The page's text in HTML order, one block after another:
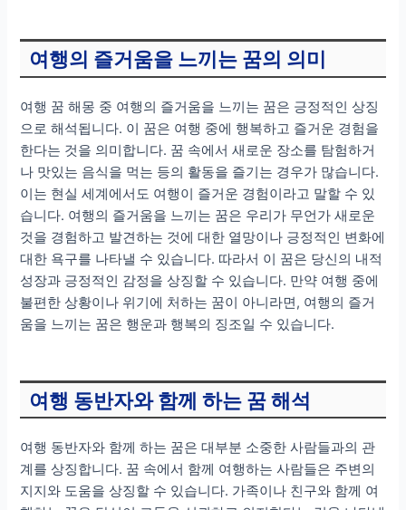
여행의 즐거움을 느끼는 꿈의 의미
여행 꿈 해몽 중 여행의 즐거움을 느끼는 꿈은 긍정적인 상징
으로 해석됩니다. 이 꿈은 여행 중에 행복하고 즐거운 경험을
한다는 것을 의미합니다. 꿈 속에서 새로운 장소를 탐험하거
나 맛있는 음식을 먹는 등의 활동을 즐기는 경우가 많습니다.
이는 현실 세계에서도 여행이 즐거운 경험이라고 말할 수 있
습니다. 여행의 즐거움을 느끼는 꿈은 우리가 무언가 새로운
것을 경험하고 발견하는 것에 대한 열망이나 긍정적인 변화에
대한 욕구를 나타낼 수 있습니다. 따라서 이 꿈은 당신의 내적
성장과 긍정적인 감정을 상징할 수 있습니다. 만약 여행 중에
불편한 상황이나 위기에 처하는 꿈이 아니라면, 여행의 즐거
움을 느끼는 꿈은 행운과 행복의 징조일 수 있습니다.
여행 동반자와 함께 하는 꿈 해석
여행 동반자와 함께 하는 꿈은 대부분 소중한 사람들과의 관
계를 상징합니다. 꿈 속에서 함께 여행하는 사람들은 주변의
지지와 도움을 상징할 수 있습니다. 가족이나 친구와 함께 여